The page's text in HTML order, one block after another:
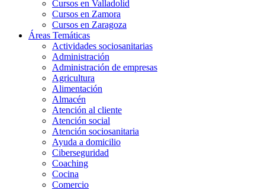
Cursos en Valladolid
Cursos en Zamora
Cursos en Zaragoza
Áreas Temáticas
Actividades sociosanitarias
Administración
Administración de empresas
Agricultura
Alimentación
Almacén
Atención al cliente
Atención social
Atención sociosanitaria
Ayuda a domicilio
Ciberseguridad
Coaching
Cocina
Comercio